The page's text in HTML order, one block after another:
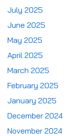
July 2025
June 2025
May 2025
April 2025
March 2025
February 2025
January 2025
December 2024
November 2024